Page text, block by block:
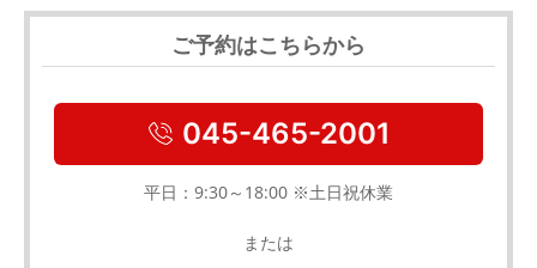
ご予約はこちらから
045-465-2001
平日：9:30～18:00 ※土日祝休業
または